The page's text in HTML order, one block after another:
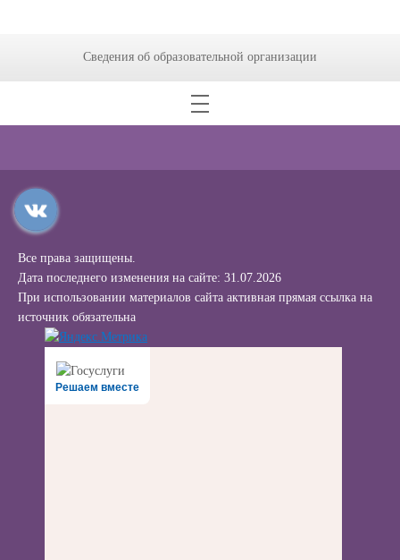
Сведения об образовательной организации
Все права защищены.
Дата последнего изменения на сайте: 31.07.2026
При использовании материалов сайта активная прямая ссылка на
источник обязательна
Решаем вместе